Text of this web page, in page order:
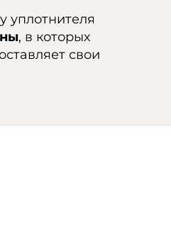
уплотнителя
, в которых
свои